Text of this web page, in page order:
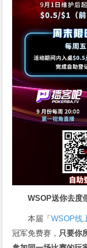
WSOP送你去
本届「WSOP线
冠军免费赛， 只要你